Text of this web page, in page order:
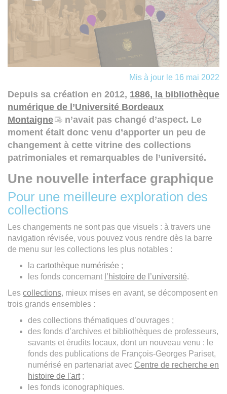
Mis à jour le 16 mai 2022
Depuis sa création en 2012, 1886, la bibliothèque
numérique de l’Université Bordeaux
Montaigne
n’avait pas changé d’aspect. Le
moment était donc venu d’apporter un peu de
changement à cette vitrine des collections
patrimoniales et remarquables de l’université.
Une nouvelle interface graphique
Pour une meilleure exploration des
collections
Les changements ne sont pas que visuels : à travers une
navigation révisée, vous pouvez vous rendre dès la barre
de menu sur les collections les plus notables :
la cartothèque numérisée ;
les fonds concernant l’histoire de l’université.
Les collections, mieux mises en avant, se décomposent en
trois grands ensembles :
des collections thématiques d’ouvrages ;
des fonds d’archives et bibliothèques de professeurs,
savants et érudits locaux, dont un nouveau venu : le
fonds des publications de François-Georges Pariset,
numérisé en partenariat avec Centre de recherche en
histoire de l'art;
les fonds iconographiques.